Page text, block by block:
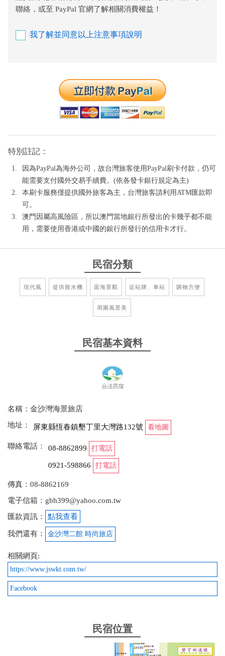
聯絡，或至 PayPal 官網了解相關消費權益！
我了解並同意以上注意事項說明
特別註記：
因為PayPal為海外公司，故台灣旅客使用PayPal刷卡付款，仍可
能需要支付國外交易手續費。(依各發卡銀行規定為主)
本刷卡服務僅提供國外旅客為主，台灣旅客請利用ATM匯款即
可。
澳門因屬高風險區，所以澳門當地銀行所發出的卡幾乎都不能
用，需要使用香港或中國的銀行所發行的信用卡才行。
民宿分類
現代風 提供脫水機 面海景觀 近站牌、車站 購物方便
周圍風景美
民宿基本資料
名稱：金沙灣海景旅店
地址：
屏東縣恆春鎮墾丁里大灣路132號 看地圖
聯絡電話： 08-8862899 打電話
0921-598866 打電話
傳真：08-8862169
電子信箱：gbh399@yahoo.com.tw
匯款資訊：
點我查看
我們還有： 金沙灣二館 時尚旅店
相關網頁:
https://www.jswkt.com.tw/
Facebook
民宿位置